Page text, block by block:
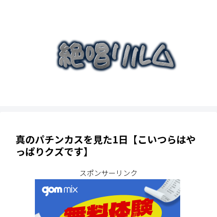
真のパチンカスを見た1日【こいつらはや
っぱりクズです】
スポンサーリンク